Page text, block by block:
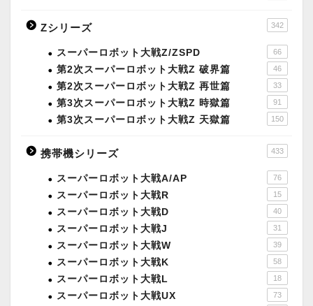
Zシリーズ 342
スーパーロボット大戦Z/ZSPD 66
第2次スーパーロボット大戦Z 破界篇 46
第2次スーパーロボット大戦Z 再世篇 33
第3次スーパーロボット大戦Z 時獄篇 91
第3次スーパーロボット大戦Z 天獄篇 150
携帯機シリーズ 433
スーパーロボット大戦A/AP 76
スーパーロボット大戦R 15
スーパーロボット大戦D 40
スーパーロボット大戦J 31
スーパーロボット大戦W 39
スーパーロボット大戦K 58
スーパーロボット大戦L 18
スーパーロボット大戦UX 73